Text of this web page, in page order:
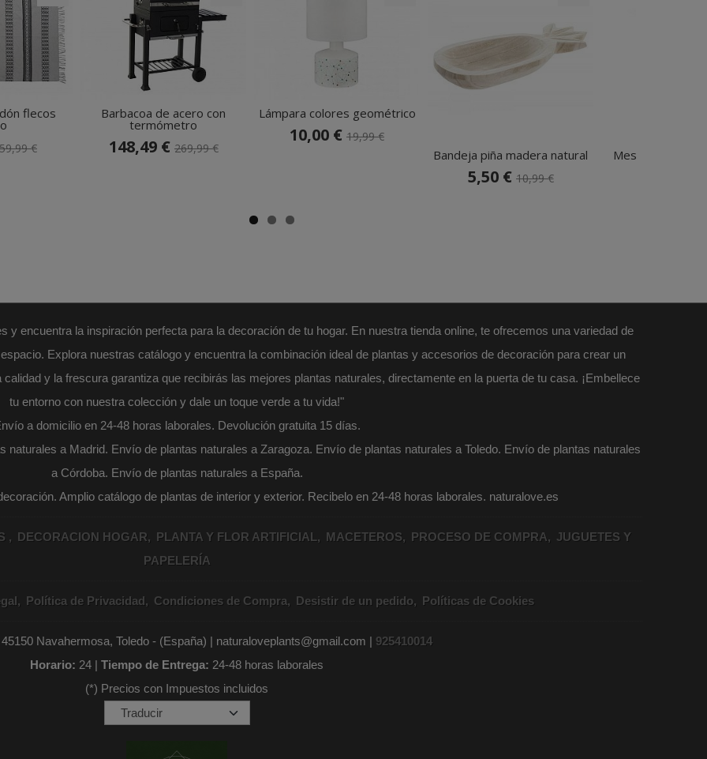
flecos
59,99 €
Barbacoa de acero con
termómetro
148,49 € 269,99 €
Lámpara colores geométrico
10,00 € 19,99 €
Bandeja piña madera natural
5,50 € 10,99 €
Mesa auxiliar
y encuentra la inspiración perfecta para la decoración de tu hogar. En nuestra tienda online, te ofrecemos una variedad de
Explora nuestras catálogo y encuentra la combinación ideal de plantas y accesorios de decoración para crear un
y la frescura garantiza que recibirás las mejores plantas naturales, directamente en la puerta de tu casa. ¡Embellece
tu entorno con nuestra colección y dale un toque verde a tu vida!"
a domicilio en 24-48 horas laborales. Devolución gratuita 15 días.
a Madrid. Envío de plantas naturales a Zaragoza. Envío de plantas naturales a Toledo. Envío de plantas naturales
a Córdoba. Envío de plantas naturales a España.
Amplio catálogo de plantas de interior y exterior. Recibelo en 24-48 horas laborales. naturalove.es
DECORACION HOGAR PLANTA Y FLOR ARTIFICIAL MACETEROS PROCESO DE COMPRA
JUGUETES Y
PAPELERÍA
Política de Privacidad Condiciones de Compra Desistir de un pedido Políticas de Cookies
Navahermosa, Toledo - (España) | naturaloveplants@gmail.com | 925410014
Horario: 24 | Tiempo de Entrega: 24-48 horas laborales
(*) Precios con Impuestos incluidos